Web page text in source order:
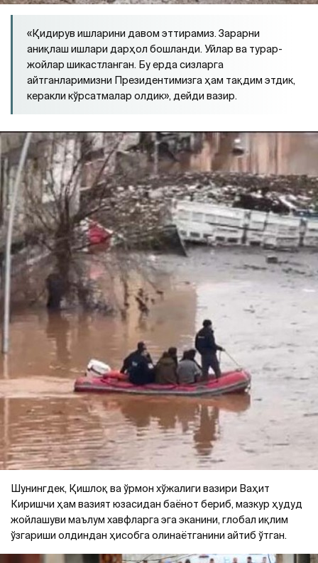
«Қидирув ишларини давом эттирамиз. Зарарни
аниқлаш ишлари дарҳол бошланди. Уйлар ва турар-
жойлар шикастланган. Бу ерда сизларга
айтганларимизни Президентимизга ҳам тақдим этдик,
керакли кўрсатмалар олдик», дейди вазир.
Шунингдек, Қишлоқ ва ўрмон хўжалиги вазири Ваҳит
Киришчи ҳам вазият юзасидан баёнот бериб, мазкур ҳудуд
жойлашуви маълум хавфларга эга эканини, глобал иқлим
ўзгариши олдиндан ҳисобга олинаётганини айтиб ўтган.